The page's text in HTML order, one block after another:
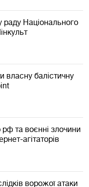
Національного
власну балістичну
та воєнні злочини
агітаторів
ворожої атаки